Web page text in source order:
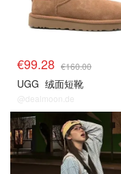
€99.28 €160.00
UGG 绒面短靴
@dealmoon.de